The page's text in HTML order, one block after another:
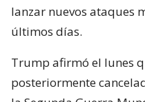
lanzar nuevos ataques
últimos días.
Trump afirmó el lunes
posteriormente